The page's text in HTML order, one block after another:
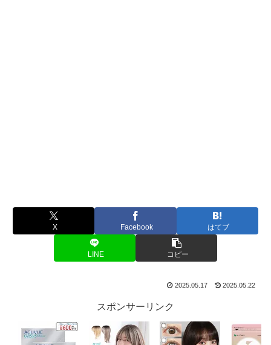
X Facebook はてブ
LINE コピー
2025.05.17 2025.05.22
スポンサーリンク